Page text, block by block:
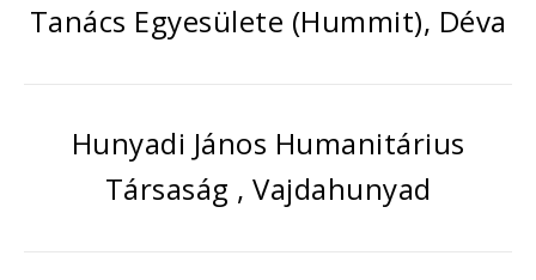
Tanács Egyesülete (Hummit), Déva
Hunyadi János Humanitárius
Társaság , Vajdahunyad